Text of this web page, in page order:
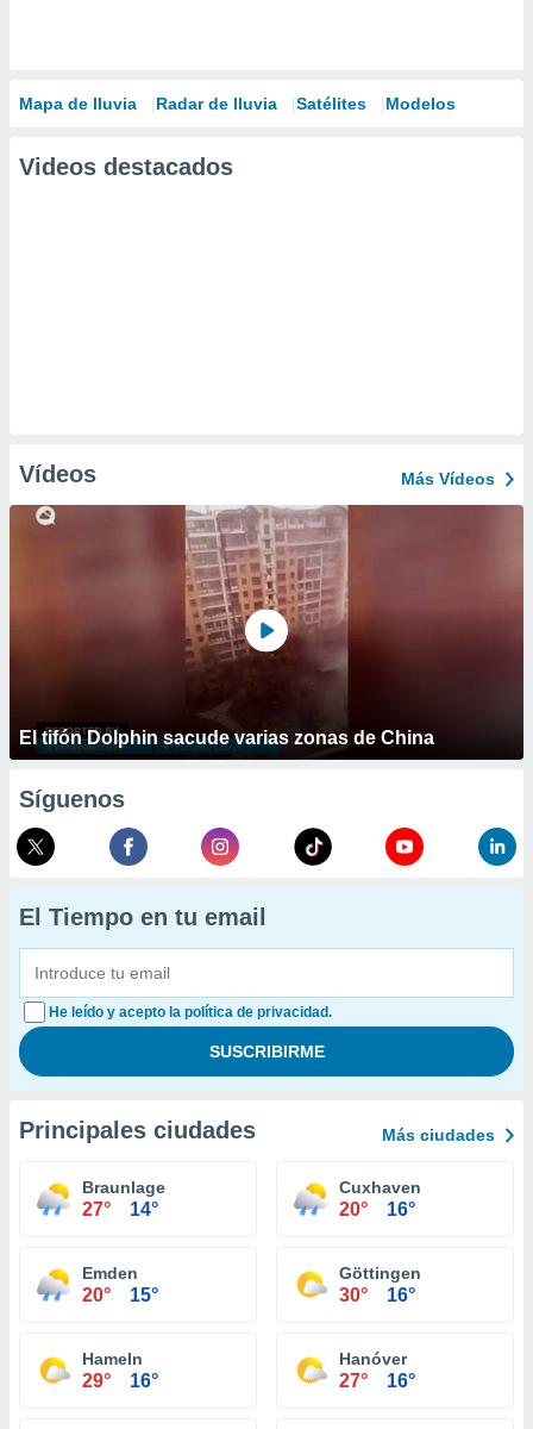
Mapa de lluvia Radar de lluvia Satélites Modelos
Videos destacados
Vídeos Más Vídeos
El tifón Dolphin sacude varias zonas de China
Síguenos
El Tiempo en tu email
He leído y acepto la política de privacidad.
Principales ciudades Más ciudades
Braunlage
27° 14°
Cuxhaven
20° 16°
Emden
20° 15°
Göttingen
30° 16°
Hameln
29° 16°
Hanóver
27° 16°